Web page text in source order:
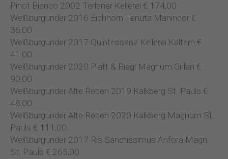
Pinot Bianco 2002 Terlaner Kellerei € 174,00
Weißburgunder 2016 Eichhorn Tenuta Manincor €
36,00
Weißburgunder 2017 Quintessenz Kellerei Kaltern €
41,00
Weißburgunder 2020 Platt & Riegl Magnum Girlan €
90,00
Weißburgunder Alte Reben 2019 Kalkberg St. Pauls €
48,00
Weißburgunder Alte Reben 2020 Kalkberg Magnum St.
Pauls € 111,00
Weißburgunder 2017 Ris.Sanctissimus Anfora Magn.
St. Pauls € 265,00